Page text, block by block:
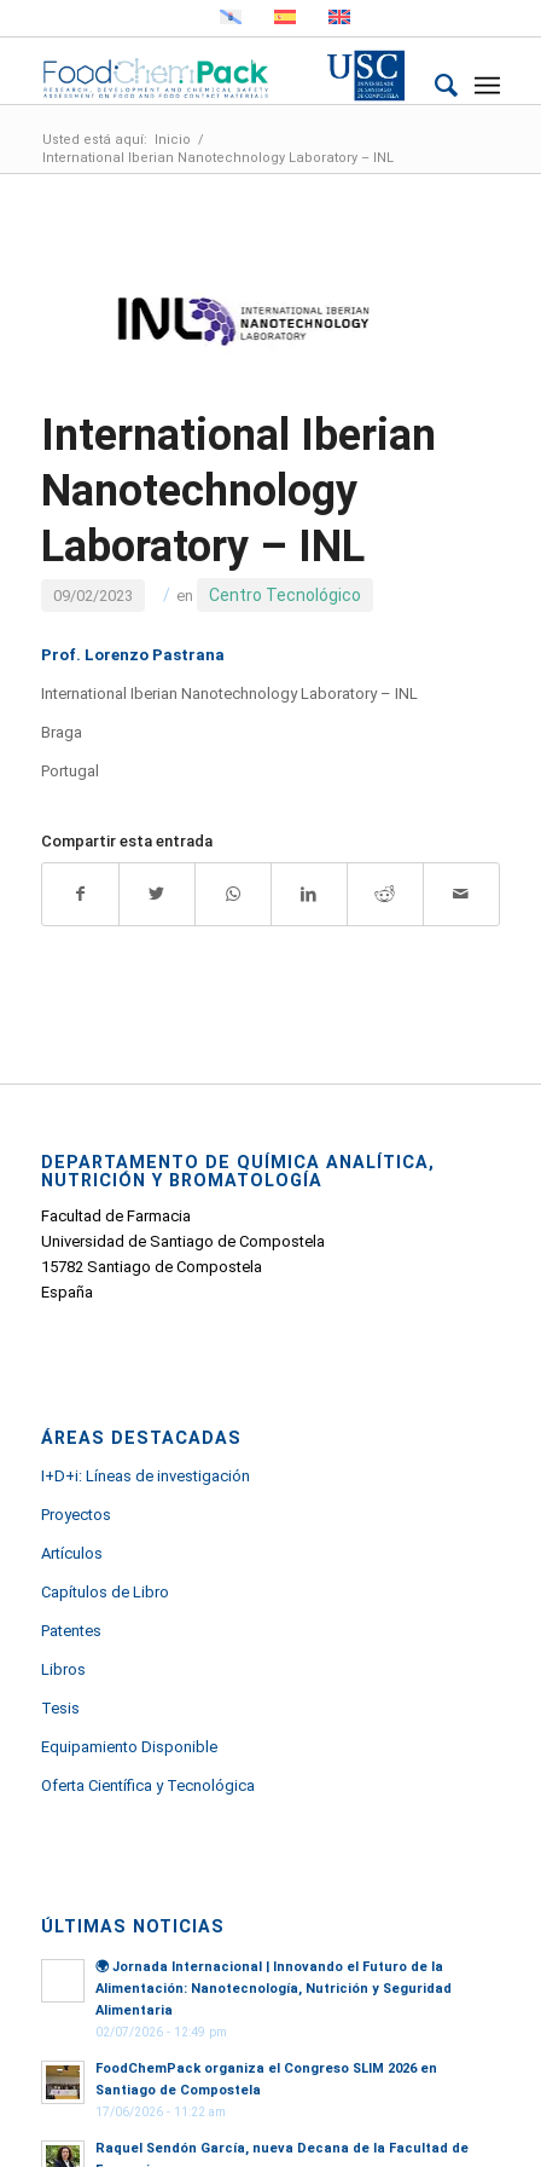
Usted está aquí: Inicio /
International Iberian Nanotechnology Laboratory – INL
International Iberian
Nanotechnology
Laboratory – INL
09/02/2023 / en Centro Tecnológico
Prof. Lorenzo Pastrana
International Iberian Nanotechnology Laboratory – INL
Braga
Portugal
Compartir esta entrada
DEPARTAMENTO DE QUÍMICA ANALÍTICA,
NUTRICIÓN Y BROMATOLOGÍA
Facultad de Farmacia
Universidad de Santiago de Compostela
15782 Santiago de Compostela
España
ÁREAS DESTACADAS
I+D+i: Líneas de investigación
Proyectos
Artículos
Capítulos de Libro
Patentes
Libros
Tesis
Equipamiento Disponible
Oferta Científica y Tecnológica
ÚLTIMAS NOTICIAS
🌍 Jornada Internacional | Innovando el Futuro de la
Alimentación: Nanotecnología, Nutrición y Seguridad
Alimentaria
02/07/2026 - 12:49 pm
FoodChemPack organiza el Congreso SLIM 2026 en
Santiago de Compostela
17/06/2026 - 11:22 am
Raquel Sendón García, nueva Decana de la Facultad de